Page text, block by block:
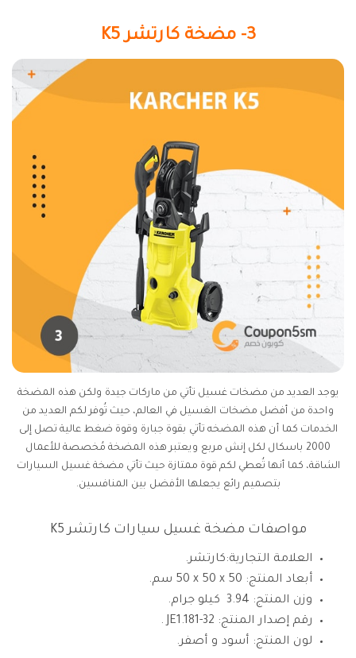
3- مضخة كارتشر K5
يوجد العديد من مضخات غسيل تأتي من ماركات جيدة ولكن هذه المضخة
واحدة من أفضل مضخات الغسيل في العالم، حيث تُوفر لكم العديد من
الخدمات كما أن هذه المضخه تأتي بقوة جبارة وقوة ضغط عالية تصل إلى
2000 باسكال لكل إنش مربع ويعتبر هذه المضخة مُخصصة للأعمال
الشاقة، كما أنها تُعطي لكم قوة ممتازة حيث تأتي مضخة غسيل السيارات
بتصميم رائع يجعلها الأفضل بين المنافسين.
مواصفات مضخة غسيل سيارات كارتشر K5
العلامة التجارية:كارتشر.
أبعاد المنتج: ‎‎50 x 50 x 50 سم.
وزن المنتج: 3.94 كيلو جرام.
رقم إصدار المنتج: ‎ JE1.181-32.
لون المنتج: أسود و أصفر.